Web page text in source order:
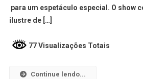
para um espetáculo especial. O show
ilustre de […]
77 Visualizações Totais
Continue lendo...